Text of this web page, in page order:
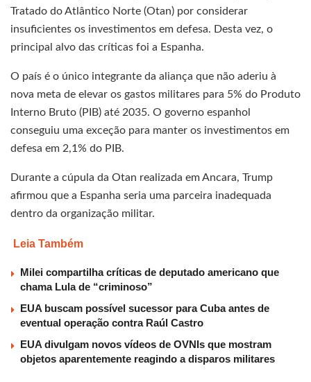
Tratado do Atlântico Norte (Otan) por considerar
insuficientes os investimentos em defesa. Desta vez, o
principal alvo das críticas foi a Espanha.
O país é o único integrante da aliança que não aderiu à
nova meta de elevar os gastos militares para 5% do Produto
Interno Bruto (PIB) até 2035. O governo espanhol
conseguiu uma exceção para manter os investimentos em
defesa em 2,1% do PIB.
Durante a cúpula da Otan realizada em Ancara, Trump
afirmou que a Espanha seria uma parceira inadequada
dentro da organização militar.
Leia Também
Milei compartilha críticas de deputado americano que
chama Lula de “criminoso”
EUA buscam possível sucessor para Cuba antes de
eventual operação contra Raúl Castro
EUA divulgam novos vídeos de OVNIs que mostram
objetos aparentemente reagindo a disparos militares